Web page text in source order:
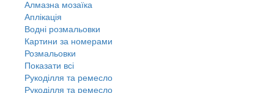
Алмазна мозаїка
Аплікація
Водні розмальовки
Картини за номерами
Розмальовки
Показати всі
Рукоділля та ремесло
Рукоділля та ремесло